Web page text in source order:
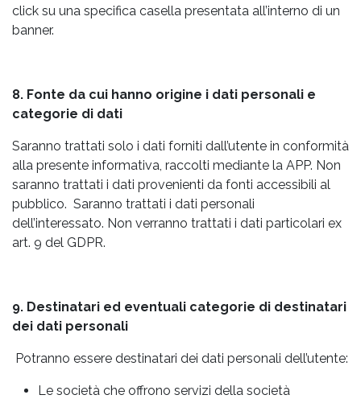
click su una specifica casella presentata all’interno di un
banner.
8. Fonte da cui hanno origine i dati personali e
categorie di dati
Saranno trattati solo i dati forniti dall’utente in conformità
alla presente informativa, raccolti mediante la APP. Non
saranno trattati i dati provenienti da fonti accessibili al
pubblico. Saranno trattati i dati personali
dell’interessato. Non verranno trattati i dati particolari ex
art. 9 del GDPR.
9. Destinatari ed eventuali categorie di destinatari
dei dati personali
Potranno essere destinatari dei dati personali dell’utente:
Le società che offrono servizi della società